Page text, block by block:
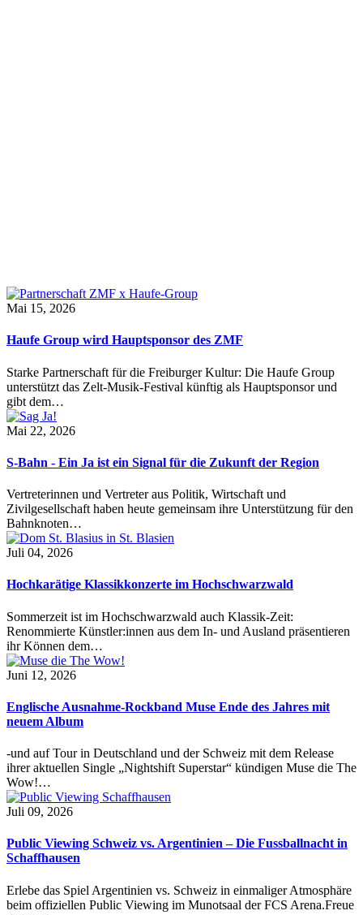
Mai 15, 2026
Haufe Group wird Hauptsponsor des ZMF
Starke Partnerschaft für die Freiburger Kultur: Die Haufe Group
unterstützt das Zelt-Musik-Festival künftig als Hauptsponsor und
gibt dem…
Mai 22, 2026
S-Bahn - Ein Ja ist ein Signal für die Zukunft der Region
Vertreterinnen und Vertreter aus Politik, Wirtschaft und
Zivilgesellschaft haben heute gemeinsam ihre Unterstützung für den
Bahnknoten…
Juli 04, 2026
Hochkarätige Klassikkonzerte im Hochschwarzwald
Sommerzeit ist im Hochschwarzwald auch Klassik-Zeit:
Renommierte Künstler:innen aus dem In- und Ausland präsentieren
ihr Können dem…
Juni 12, 2026
Englische Ausnahme-Rockband Muse Ende des Jahres mit
neuem Album
-und auf Tour in Deutschland und der Schweiz mit dem Release
ihrer aktuellen Single „Nightshift Superstar“ kündigen Muse die The
Wow!…
Juli 09, 2026
Public Viewing Schweiz vs. Argentinien – Die Fussballnacht in
Schaffhausen
Erlebe das Spiel Argentinien vs. Schweiz in einmaliger Atmosphäre
beim offiziellen Public Viewing im Munotsaal der FCS Arena.Freue